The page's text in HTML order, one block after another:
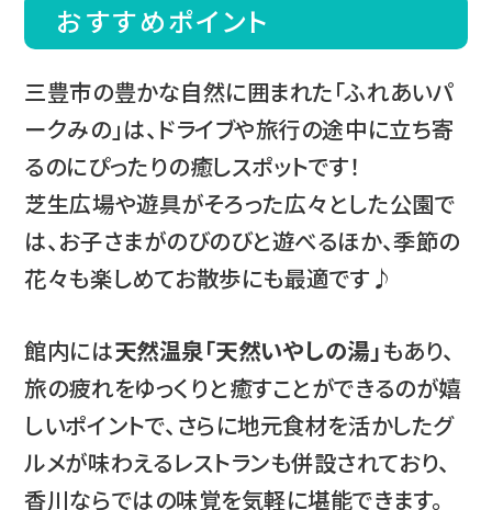
おすすめポイント
三豊市の豊かな自然に囲まれた「ふれあいパ
ークみの」は、ドライブや旅行の途中に立ち寄
るのにぴったりの癒しスポットです！
芝生広場や遊具がそろった広々とした公園で
は、お子さまがのびのびと遊べるほか、季節の
花々も楽しめてお散歩にも最適です♪
館内には天然温泉「天然いやしの湯」もあり、
旅の疲れをゆっくりと癒すことができるのが嬉
しいポイントで、さらに地元食材を活かしたグ
ルメが味わえるレストランも併設されており、
香川ならではの味覚を気軽に堪能できます。